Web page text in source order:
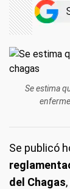
Se estima
Se publicó
del Chagas